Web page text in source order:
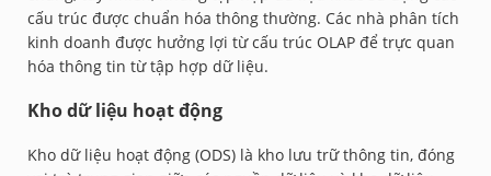
cấu trúc được chuẩn hóa thông thường. Các nhà phân tích
kinh doanh được hưởng lợi từ cấu trúc OLAP để trực quan
hóa thông tin từ tập hợp dữ liệu.
Kho dữ liệu hoạt động
Kho dữ liệu hoạt động (ODS) là kho lưu trữ thông tin, đóng